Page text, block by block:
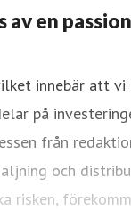
av en
innebär att
på
från
och
risken,